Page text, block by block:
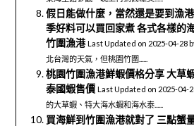
假日能做什麼，當然還是要到漁
季好料可以買回家煮 各式各樣的
竹圍漁港 Last Updated on 2025-04-28
北台灣的天氣，但桃園竹圍......
桃園竹圍漁港鮮蝦價格分享 大草
泰國蝦售價 Last Updated on 2025-04-
的大草蝦、特大海水蝦和海水泰......
買海鮮到竹圍漁港就對了 三點蟹